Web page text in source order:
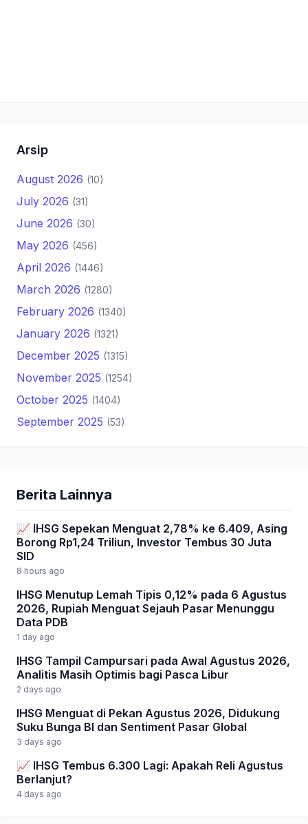
Arsip
August 2026 (10)
July 2026 (31)
June 2026 (30)
May 2026 (456)
April 2026 (1446)
March 2026 (1280)
February 2026 (1340)
January 2026 (1321)
December 2025 (1315)
November 2025 (1254)
October 2025 (1404)
September 2025 (53)
Berita Lainnya
📈 IHSG Sepekan Menguat 2,78% ke 6.409, Asing
Borong Rp1,24 Triliun, Investor Tembus 30 Juta
SID
8 hours ago
IHSG Menutup Lemah Tipis 0,12% pada 6 Agustus
2026, Rupiah Menguat Sejauh Pasar Menunggu
Data PDB
1 day ago
IHSG Tampil Campursari pada Awal Agustus 2026,
Analitis Masih Optimis bagi Pasca Libur
2 days ago
IHSG Menguat di Pekan Agustus 2026, Didukung
Suku Bunga BI dan Sentiment Pasar Global
3 days ago
📈 IHSG Tembus 6.300 Lagi: Apakah Reli Agustus
Berlanjut?
4 days ago